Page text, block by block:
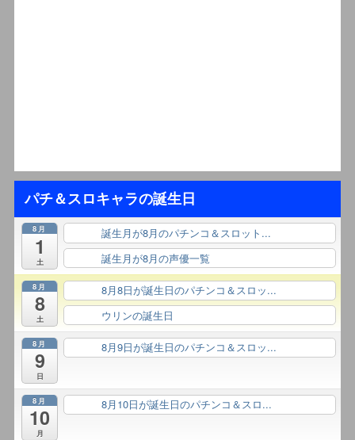
パチ＆スロキャラの誕生日
8月
1
土
誕生月が8月のパチンコ＆スロット...
誕生月が8月の声優一覧
8月
8
土
8月8日が誕生日のパチンコ＆スロッ...
ウリンの誕生日
8月
9
日
8月9日が誕生日のパチンコ＆スロッ...
8月
10
月
8月10日が誕生日のパチンコ＆スロ...